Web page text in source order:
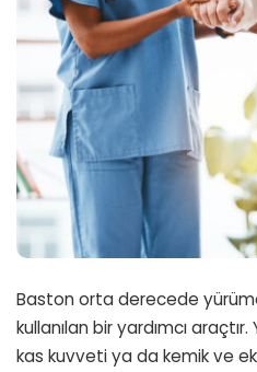
Baston orta derecede
kullanılan bir yardımcı
kas kuvveti ya da kemik ve